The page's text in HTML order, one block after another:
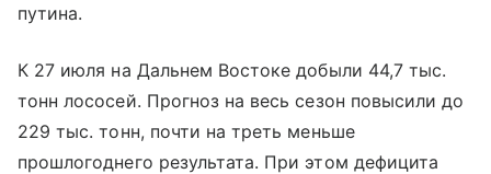
путина.
К 27 июля на Дальнем Востоке добыли 44,7 тыс.
тонн лососей. Прогноз на весь сезон повысили до
229 тыс. тонн, почти на треть меньше
прошлогоднего результата. При этом дефицита